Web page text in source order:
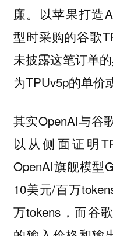
廉。以苹果打造
型时采购的谷歌
未披露这笔订单
为TPUv5p的单价
其实OpenAI与谷
以从侧面证明
OpenAI旗舰模型
10美元/百万
万tokens，而谷